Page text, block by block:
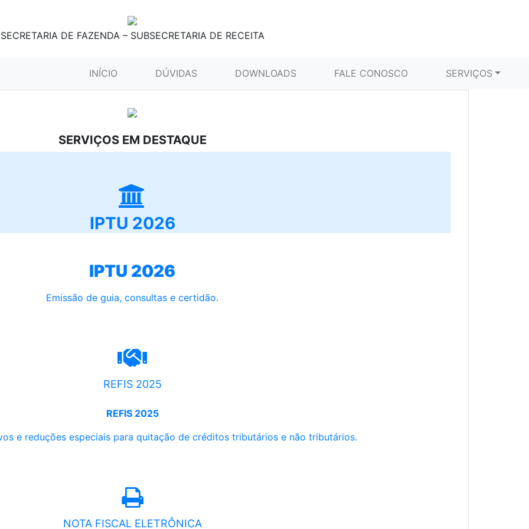
SECRETARIA DE FAZENDA – SUBSECRETARIA DE RECEITA
INÍCIO (CURRENT)DÚVIDAS DOWNLOADS FALE CONOSCO SERVIÇOS
SERVIÇOS EM DESTAQUE
IPTU 2026
IPTU 2026
Emissão de guia, consultas e certidão.
REFIS 2025
REFIS 2025
e reduções especiais para quitação de créditos tributários e não tributários.
NOTA FISCAL ELETRÔNICA